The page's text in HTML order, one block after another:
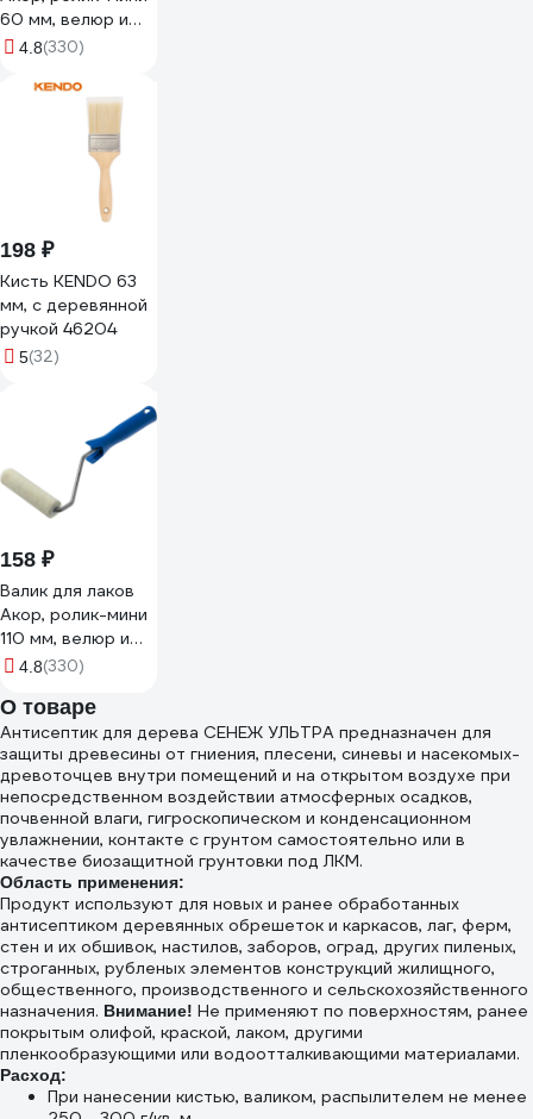
60 мм, велюр и
шерсть 4 мм,
Мастер 501 30
4.8(330)
198 ₽
Кисть KENDO 63
мм, с деревянной
ручкой 46204
5(32)
158 ₽
Валик для лаков
Акор, ролик-мини
110 мм, велюр и
шерсть 4 мм,
Мастер 501 30 110
4.8(330)
О товаре
Антисептик для дерева СЕНЕЖ УЛЬТРА предназначен для
защиты древесины от гниения, плесени, синевы и насекомых-
древоточцев внутри помещений и на открытом воздухе при
непосредственном воздействии атмосферных осадков,
почвенной влаги, гигроскопическом и конденсационном
увлажнении, контакте с грунтом самостоятельно или в
качестве биозащитной грунтовки под ЛКМ.
Область применения:
Продукт используют для новых и ранее обработанных
антисептиком деревянных обрешеток и каркасов, лаг, ферм,
стен и их обшивок, настилов, заборов, оград, других пиленых,
строганных, рубленых элементов конструкций жилищного,
общественного, производственного и сельскохозяйственного
назначения. Внимание! Не применяют по поверхностям, ранее
покрытым олифой, краской, лаком, другими
пленкообразующими или водоотталкивающими материалами.
Расход:
При нанесении кистью, валиком, распылителем не менее